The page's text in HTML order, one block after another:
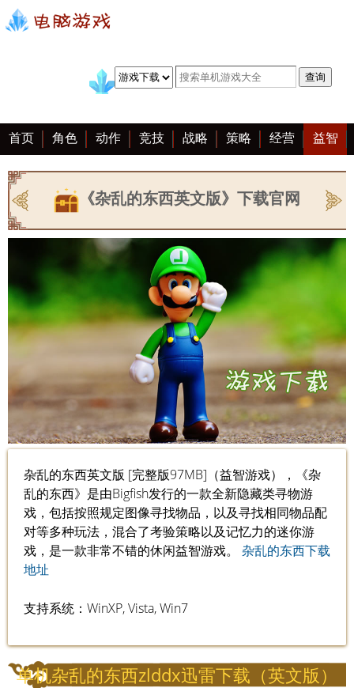
首页 角色 动作 竞技 战略 策略 经营 益智
冒险 棋牌 赛车 手游 恋爱 客户端 大全
《杂乱的东西英文版》下载官网
杂乱的东西英文版 [完整版97MB]（益智游戏），《杂
乱的东西》是由Bigfish发行的一款全新隐藏类寻物游
戏，包括按照规定图像寻找物品，以及寻找相同物品配
对等多种玩法，混合了考验策略以及记忆力的迷你游
戏，是一款非常不错的休闲益智游戏。 杂乱的东西下载
地址
支持系统：WinXP, Vista, Win7
单机杂乱的东西zlddx迅雷下载（英文版）